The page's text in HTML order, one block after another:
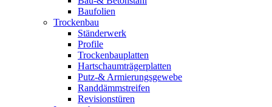
Baufolien
Trockenbau
Ständerwerk
Profile
Trockenbauplatten
Hartschaumträgerplatten
Putz-& Armierungsgewebe
Randdämmstreifen
Revisionstüren